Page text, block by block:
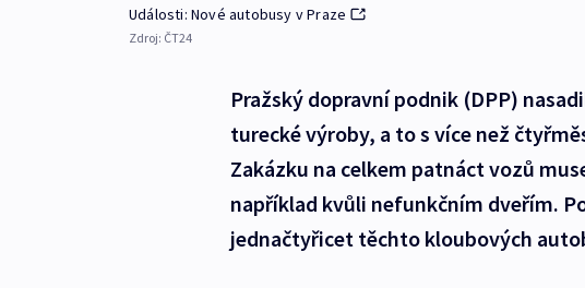
Události: Nové autobusy v Praze
Zdroj: ČT24
Pražský dopravní podnik (DPP)
turecké výroby, a to s více než
Zakázku na celkem patnáct vozů
například kvůli nefunkčním dveřím.
jednačtyřicet těchto kloubových